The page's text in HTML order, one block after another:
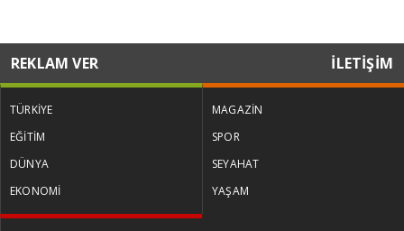
REKLAM VER İLETİŞİM
TÜRKİYE
EĞİTİM
DÜNYA
EKONOMİ
MAGAZİN
SPOR
SEYAHAT
YAŞAM